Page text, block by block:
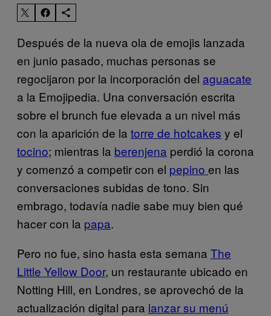
Después de la nueva ola de emojis lanzada
en junio pasado, muchas personas se
regocijaron por la incorporación del aguacate
a la Emojipedia. Una conversación escrita
sobre el brunch fue elevada a un nivel más
con la aparición de la torre de hotcakes y el
tocino; mientras la berenjena perdió la corona
y comenzó a competir con el pepino en las
conversaciones subidas de tono. Sin
embrago, todavía nadie sabe muy bien qué
hacer con la papa.
Pero no fue, sino hasta esta semana The
Little Yellow Door, un restaurante ubicado en
Notting Hill, en Londres, se aprovechó de la
actualización digital para lanzar su menú